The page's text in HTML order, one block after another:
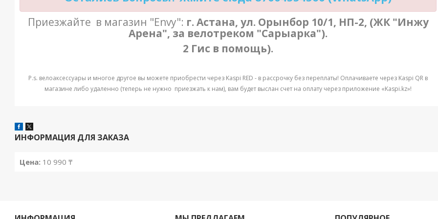
Приезжайте в магазин "Envy": г. Астана, ул. Орынбор 10/1, НП-2, (ЖК "Инжу
Арена", за велотреком "Сарыарка").
2 Гис в помощь).
P.s. велоаксессуары и многое другое вы можете приобрести через Kaspi RED - в рассрочку без переплаты! Оплачиваете через Kaspi QR в
магазине либо удаленно (теперь не нужно приезжать к нам), вам будет выслан счет на оплату через приложение «Kaspi.kz»!
ИНФОРМАЦИЯ ДЛЯ ЗАКАЗА
Цена: 10 990 ₸